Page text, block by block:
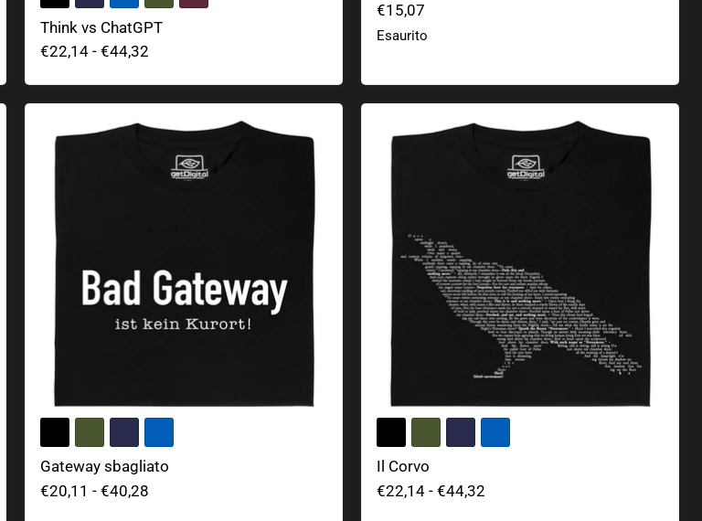
Think vs ChatGPT
€22,14- €44,32
€15,07
Esaurito
Gateway sbagliato
Gateway sbagliato
€20,11 - €40,28
Il Corvo
€22,14- €44,32